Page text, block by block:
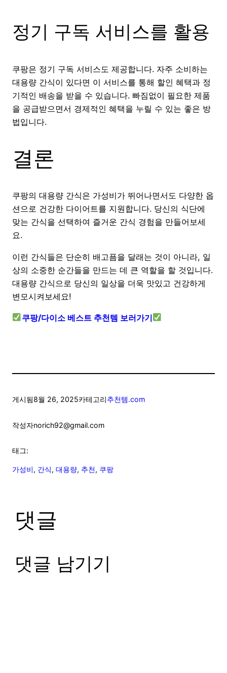
정기 구독 서비스를 활용
쿠팡은 정기 구독 서비스도 제공합니다. 자주 소비하는
대용량 간식이 있다면 이 서비스를 통해 할인 혜택과 정
기적인 배송을 받을 수 있습니다. 빠짐없이 필요한 제품
을 공급받으면서 경제적인 혜택을 누릴 수 있는 좋은 방
법입니다.
결론
쿠팡의 대용량 간식은 가성비가 뛰어나면서도 다양한 옵
션으로 건강한 다이어트를 지원합니다. 당신의 식단에
맞는 간식을 선택하여 즐거운 간식 경험을 만들어보세
요.
이런 간식들은 단순히 배고픔을 달래는 것이 아니라, 일
상의 소중한 순간들을 만드는 데 큰 역할을 할 것입니다.
대용량 간식으로 당신의 일상을 더욱 맛있고 건강하게
변모시켜보세요!
쿠팡/다이소 베스트 추천템 보러가기
게시됨8월 26, 2025카테고리추천템.com
작성자norich92@gmail.com
태그:
가성비, 간식, 대용량, 추천, 쿠팡
댓글
댓글 남기기